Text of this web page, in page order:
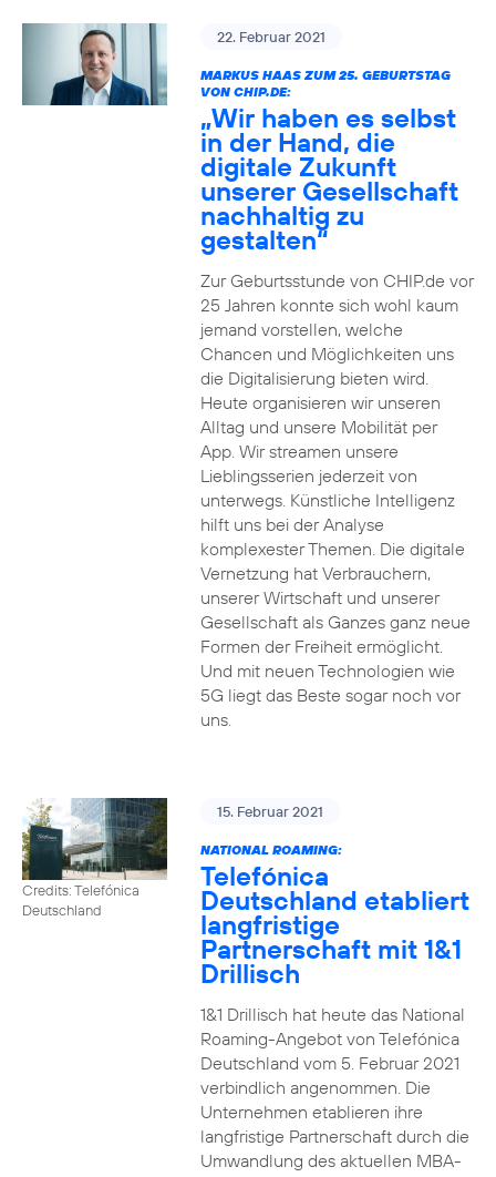
22. Februar 2021
MARKUS HAAS ZUM 25. GEBURTSTAG
VON CHIP.DE:
„Wir haben es selbst
in der Hand, die
digitale Zukunft
unserer Gesellschaft
nachhaltig zu
gestalten“
Zur Geburtsstunde von CHIP.de vor
25 Jahren konnte sich wohl kaum
jemand vorstellen, welche
Chancen und Möglichkeiten uns
die Digitalisierung bieten wird.
Heute organisieren wir unseren
Alltag und unsere Mobilität per
App. Wir streamen unsere
Lieblingsserien jederzeit von
unterwegs. Künstliche Intelligenz
hilft uns bei der Analyse
komplexester Themen. Die digitale
Vernetzung hat Verbrauchern,
unserer Wirtschaft und unserer
Gesellschaft als Ganzes ganz neue
Formen der Freiheit ermöglicht.
Und mit neuen Technologien wie
5G liegt das Beste sogar noch vor
uns.
Credits: Telefónica
Deutschland
15. Februar 2021
NATIONAL ROAMING:
Telefónica
Deutschland etabliert
langfristige
Partnerschaft mit 1&1
Drillisch
1&1 Drillisch hat heute das National
Roaming-Angebot von Telefónica
Deutschland vom 5. Februar 2021
verbindlich angenommen. Die
Unternehmen etablieren ihre
langfristige Partnerschaft durch die
Umwandlung des aktuellen MBA-